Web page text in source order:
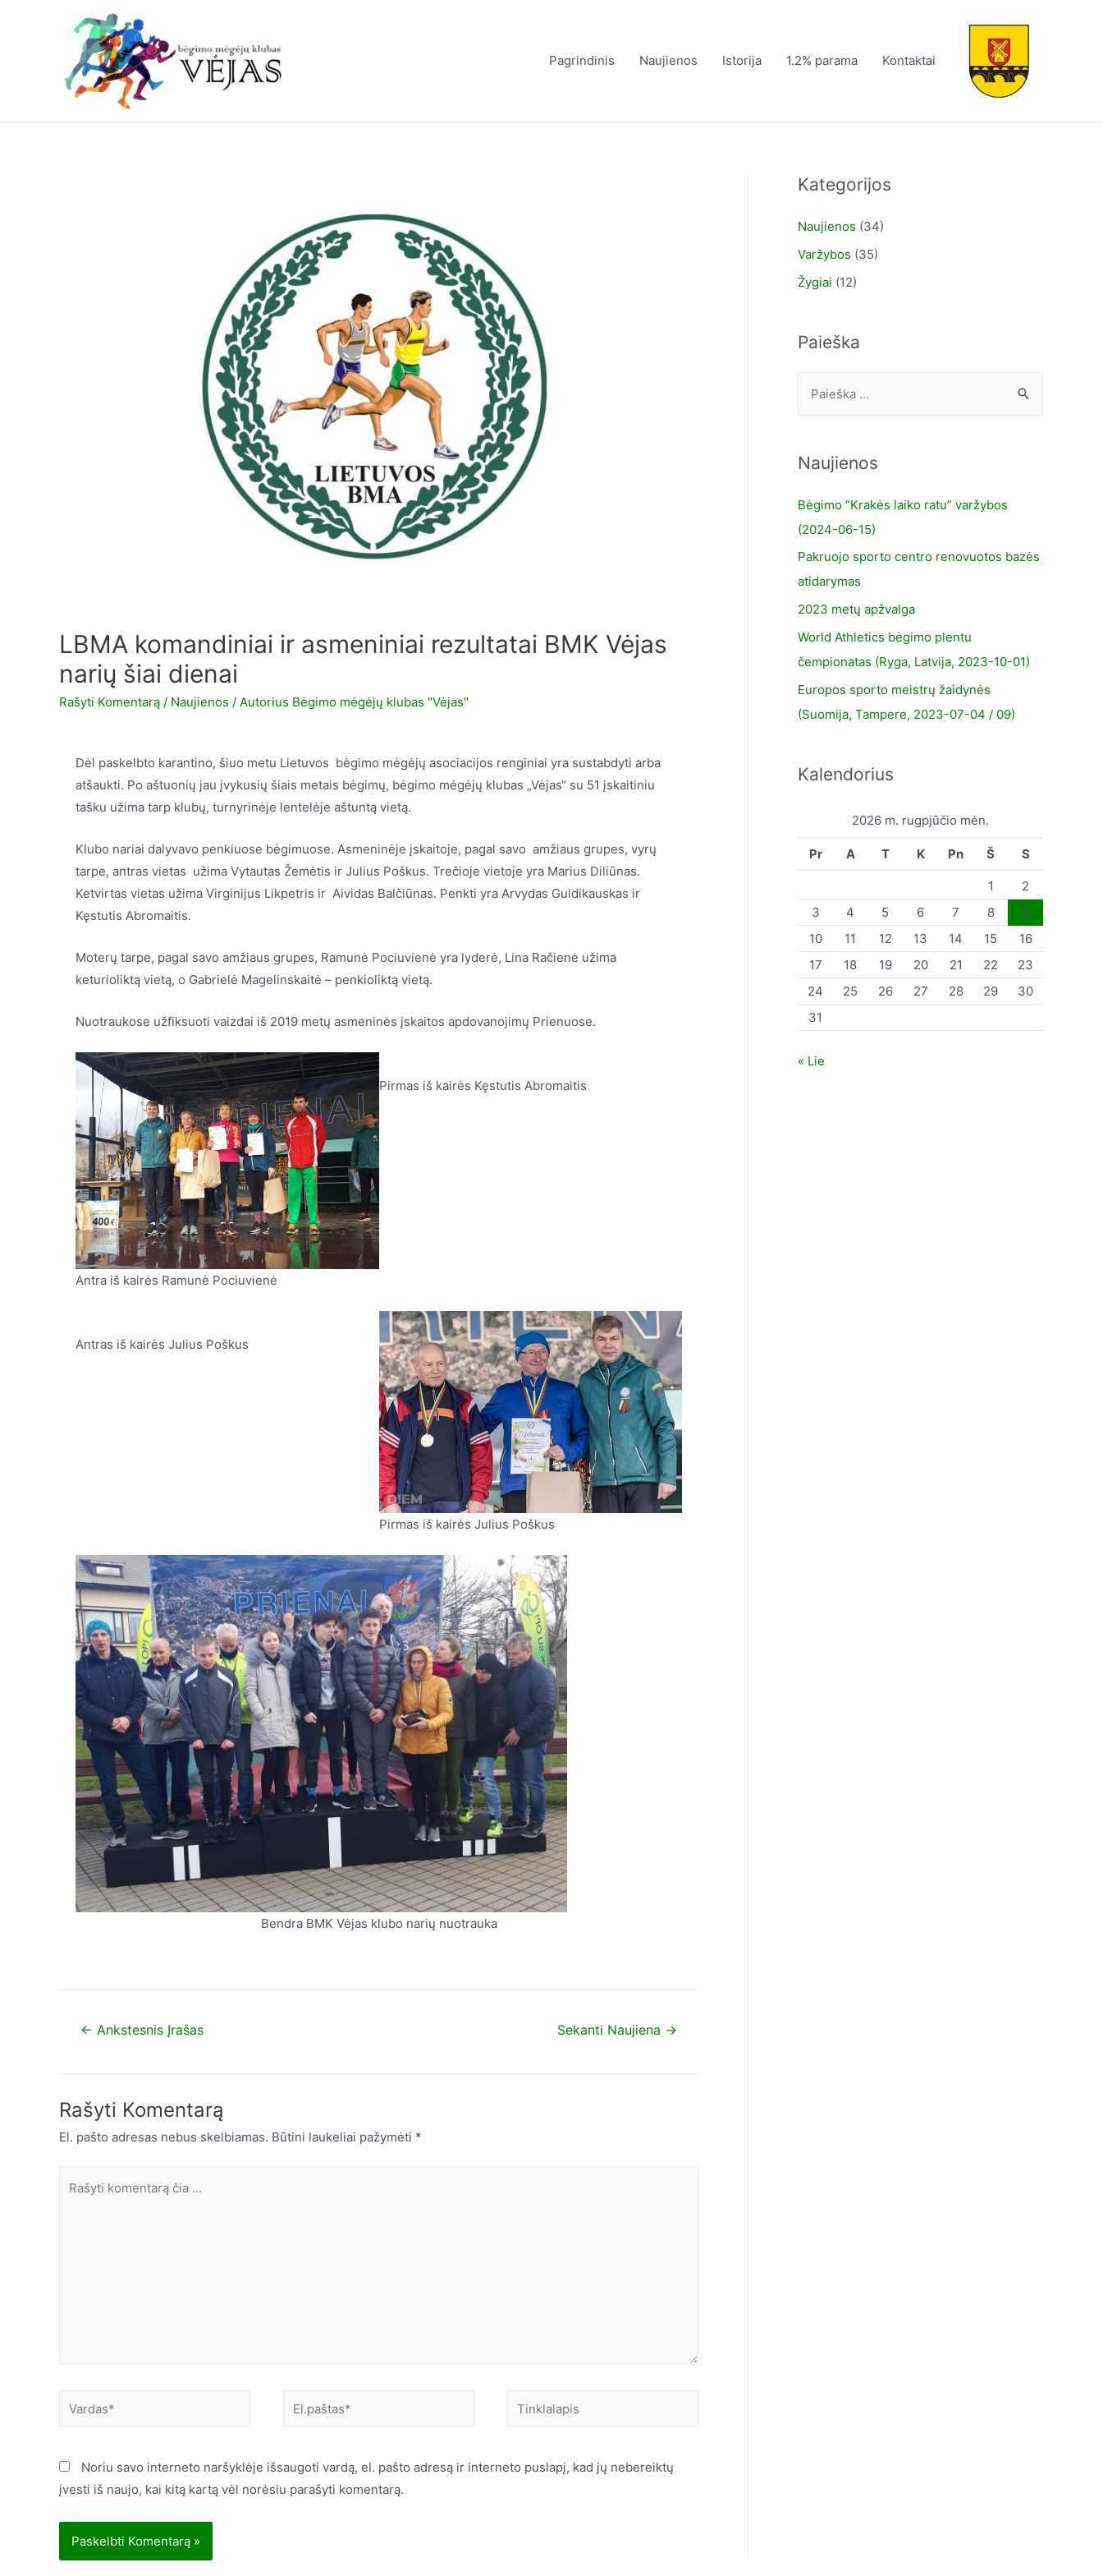
Pagrindinis Naujienos Istorija 1.2% parama Kontaktai
LBMA komandiniai ir asmeniniai rezultatai BMK Vėjas
narių šiai dienai
Rašyti Komentarą / Naujienos / Autorius Bėgimo mėgėjų klubas "Vėjas"
Dėl paskelbto karantino, šiuo metu Lietuvos bėgimo mėgėjų asociacijos renginiai yra sustabdyti arba
atšaukti. Po aštuonių jau įvykusių šiais metais bėgimų, bėgimo mėgėjų klubas „Vėjas“ su 51 įskaitiniu
tašku užima tarp klubų, turnyrinėje lentelėje aštuntą vietą.
Klubo nariai dalyvavo penkiuose bėgimuose. Asmeninėje įskaitoje, pagal savo amžiaus grupes, vyrų
tarpe, antras vietas užima Vytautas Žemėtis ir Julius Poškus. Trečioje vietoje yra Marius Diliūnas.
Ketvirtas vietas užima Virginijus Likpetris ir Aividas Balčiūnas. Penkti yra Arvydas Guldikauskas ir
Kęstutis Abromaitis.
Moterų tarpe, pagal savo amžiaus grupes, Ramunė Pociuvienė yra lyderė, Lina Račienė užima
keturioliktą vietą, o Gabrielė Magelinskaitė – penkioliktą vietą.
Nuotraukose užfiksuoti vaizdai iš 2019 metų asmeninės įskaitos apdovanojimų Prienuose.
Antra iš kairės Ramunė Pociuvienė
Pirmas iš kairės Kęstutis Abromaitis
Antras iš kairės Julius Poškus
Pirmas iš kairės Julius Poškus
Bendra BMK Vėjas klubo narių nuotrauka
← Ankstesnis Įrašas Sekanti Naujiena →
Rašyti Komentarą
El. pašto adresas nebus skelbiamas. Būtini laukeliai pažymėti *
Noriu savo interneto naršyklėje išsaugoti vardą, el. pašto adresą ir interneto puslapį, kad jų nebereiktų
įvesti iš naujo, kai kitą kartą vėl norėsiu parašyti komentarą.
Kategorijos
Naujienos (34)
Varžybos (35)
Žygiai (12)
Paieška
Naujienos
Bėgimo “Krakės laiko ratu” varžybos
(2024-06-15)
Pakruojo sporto centro renovuotos bazės
atidarymas
2023 metų apžvalga
World Athletics bėgimo plentu
čempionatas (Ryga, Latvija, 2023-10-01)
Europos sporto meistrų žaidynės
(Suomija, Tampere, 2023-07-04 / 09)
Kalendorius
2026 m. rugpjūčio mėn.
Pr A T K Pn Š S
1
2
3
4 5 6 7 8
9
10
11 12 13 14 15
16
17
18 19 20 21 22
23
24
25 26 27 28 29
30
31
« Lie